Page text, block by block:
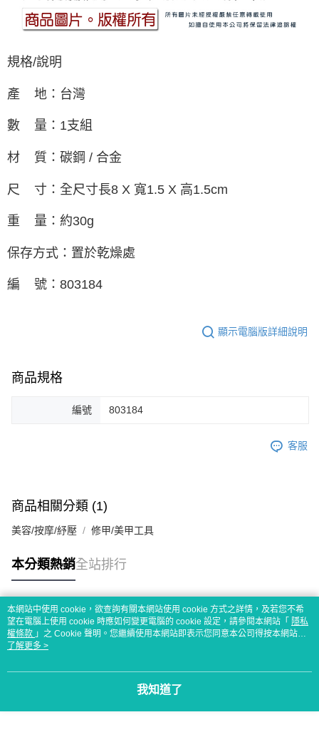
規格/說明
產 地：台灣
數 量：1支組
材 質：碳鋼 / 合金
尺 寸：全尺寸長8 X 寬1.5 X 高1.5cm
重 量：約30g
保存方式：置於乾燥處
編 號：803184
顯示電腦版詳細說明
商品規格
編號 803184
客服
商品相關分類 (1)
美容/按摩/紓壓 修甲/美甲工具
本分類熱銷全站排行
熱門標籤
本網站中使用 cookie，欲查詢有關本網站使用 cookie 方式之詳情，及若您不希
望在電腦上使用 cookie 時應如何變更電腦的 cookie 設定，請參閱本網站「 隱私
權條款 」之 Cookie 聲明。您繼續使用本網站即表示您同意本公司得按本網站使
用條款之 Cookie 聲明使用 cookie。
了解更多 >
我知道了